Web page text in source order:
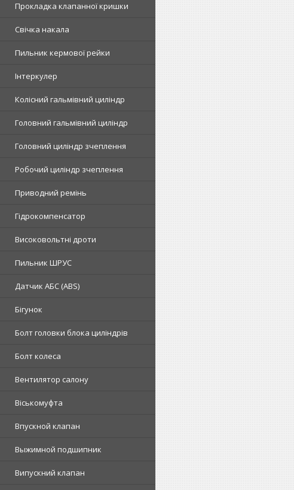
Прокладка клапанної кришки
Свічка накала
Пильник кермової рейки
Інтеркулер
Колісний гальмівний циліндр
Головний гальмівний циліндр
Головний циліндр зчеплення
Робочий циліндр зчеплення
Приводний ремінь
Гідрокомпенсатор
Високовольтні дроти
Пильник ШРУС
Датчик АБС (ABS)
Бігунок
Болт головки блока циліндрів
Болт колеса
Вентилятор салону
Віськомуфта
Впускной клапан
Выжимной подшипник
Випускний клапан